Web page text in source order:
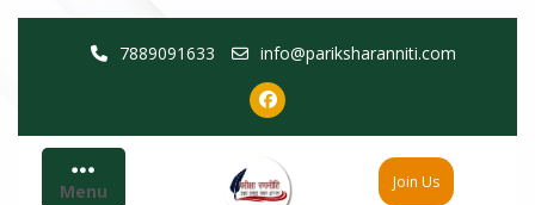
7889091633 info@pariksharanniti.com
Menu Join Us